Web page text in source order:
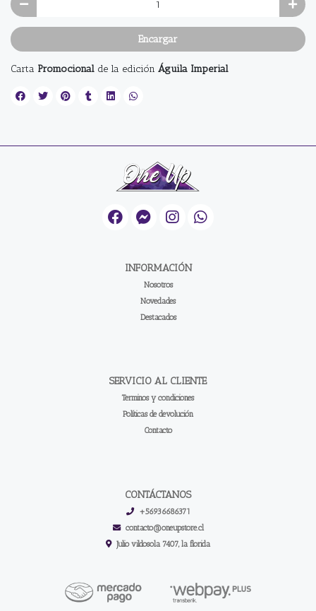
Encargar
Carta Promocional de la edición Águila Imperial
INFORMACIÓN
Nosotros
Novedades
Destacados
SERVICIO AL CLIENTE
Terminos y condiciones
Políticas de devolución
Contacto
CONTÁCTANOS
+56936686371
contacto@oneupstore.cl
Julio vildosola 7407, la florida